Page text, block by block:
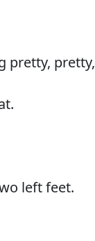
pretty, pretty,
left feet.